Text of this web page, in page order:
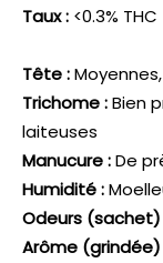
Taux : <0.3% THC
Tête :
Trichome :Bien
laiteuses
Manucure :De
Humidité :
Odeurs (sachet)
Arôme (grindée)